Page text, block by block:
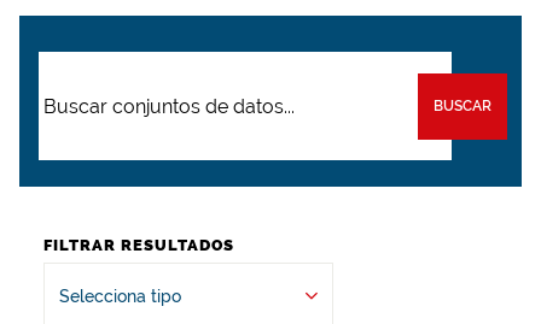
BUSCAR
FILTRAR RESULTADOS
Selecciona tipo